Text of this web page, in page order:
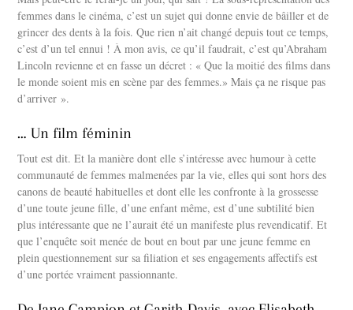
femmes dans le cinéma, c’est un sujet qui donne envie de bâiller et de
grincer des dents à la fois. Que rien n’ait changé depuis tout ce temps,
c’est d’un tel ennui ! À mon avis, ce qu’il faudrait, c’est qu’Abraham
Lincoln revienne et en fasse un décret : « Que la moitié des films dans
le monde soient mis en scène par des femmes.» Mais ça ne risque pas
d’arriver ».
… Un film féminin
Tout est dit. Et la manière dont elle s’intéresse avec humour à cette
communauté de femmes malmenées par la vie, elles qui sont hors des
canons de beauté habituelles et dont elle les confronte à la grossesse
d’une toute jeune fille, d’une enfant même, est d’une subtilité bien
plus intéressante que ne l’aurait été un manifeste plus revendicatif. Et
que l’enquête soit menée de bout en bout par une jeune femme en
plein questionnement sur sa filiation et ses engagements affectifs est
d’une portée vraiment passionnante.